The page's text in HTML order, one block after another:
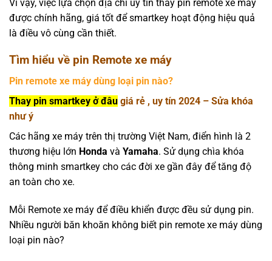
Vì vậy, việc lựa chọn địa chỉ uy tín thay pin remote xe máy
được chính hãng, giá tốt để smartkey hoạt động hiệu quả
là điều vô cùng cần thiết.
Tìm hiểu về pin Remote xe máy
Pin remote xe máy dùng loại pin nào?
Thay pin smartkey ở đâu giá rẻ , uy tín 2024 – Sửa khóa
như ý
Các hãng xe máy trên thị trường Việt Nam, điển hình là 2
thương hiệu lớn Honda và Yamaha. Sử dụng chìa khóa
thông minh smartkey cho các đời xe gần đây để tăng độ
an toàn cho xe.
Mỗi Remote xe máy để điều khiển được đều sử dụng pin.
Nhiều người băn khoăn không biết pin remote xe máy dùng
loại pin nào?